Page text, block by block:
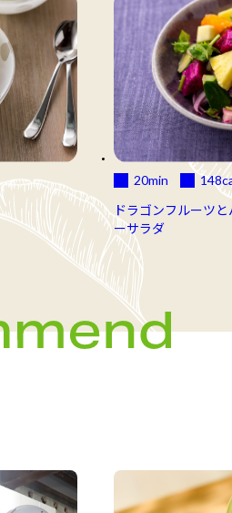
20min 148
ドラゴンフルーツ
ーサラダ